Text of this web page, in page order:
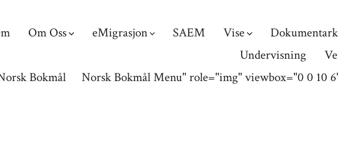
Om Oss eMigrasjon SAEM Vise
Undervisning
Bokmål
Norsk BokmålMenu" role="img" viewbox="0 0 10